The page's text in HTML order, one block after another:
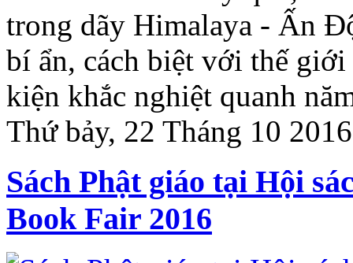
trong dãy Himalaya - Ấn
bí ẩn, cách biệt với thế
kiện khắc nghiệt quanh
Thứ bảy, 22 Tháng 10
Sách Phật giáo tại Hội
Book Fair 2016